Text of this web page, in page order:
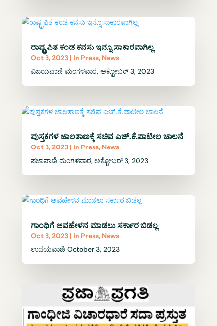
ರಾಷ್ಟ್ರಪಿತ ಕಂಡ ಕನಸು ಇನ್ನೂ ಸಾಕಾರವಾಗಿಲ್ಲ
Oct 3, 2023| In Press, News
ವಿಜಯವಾಣಿ ಮಂಗಳವಾರ, ಅಕ್ಟೋಬರ್ 3, 2023
ಪುಸ್ತಕಗಳ ಜಾಲತಾಣಕ್ಕೆ ಸಚಿವ ಎಚ್‌.ಕೆ.ಪಾಟೀಲ ಚಾಲನೆ
Oct 3, 2023| In Press, News
ಪಜಾವಾಣಿ ಮಂಗಳವಾರ, ಅಕ್ಟೋಬರ್ 3, 2023
ಗಾಂಧಿಗೆ ಅವಹೇಳನ ಮಾಡಲು ಸರ್ಕಾರ ಬಿಡಲ್ಲ
Oct 3, 2023| In Press, News
ಉದಯವಾಣಿ October 3, 2023